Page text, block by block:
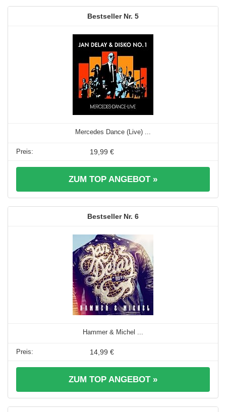
5
Mercedes Dance (Live) ...
19,99 €
ZUM TOP ANGEBOT »
6
Hammer & Michel ...
14,99 €
ZUM TOP ANGEBOT »